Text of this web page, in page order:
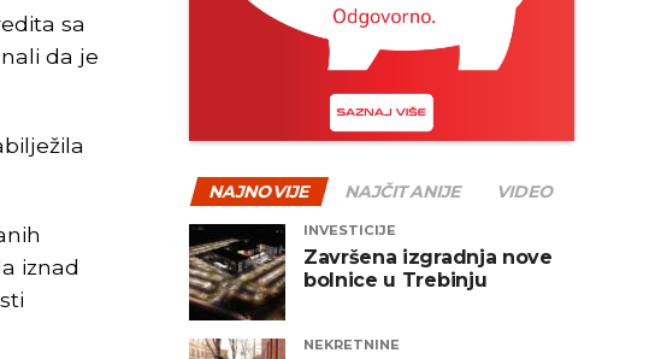
sa
da je
iznad
NAJNOVIJE NAJČITANIJE VIDEO
INVESTICIJE
Završena izgradnja nove
bolnice u Trebinju
NEKRETNINE